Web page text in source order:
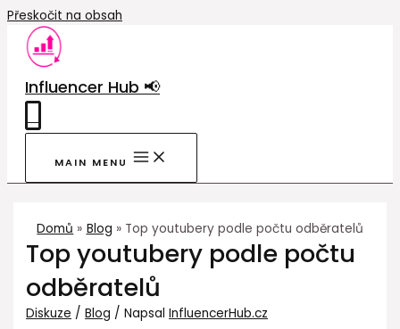
Přeskočit na obsah
Influencer Hub 📢
MAIN MENU
Domů Blog Top youtubery podle počtu odběratelů
Top youtubery podle počtu
odběratelů
Diskuze /Blog / NapsalInfluencerHub.cz